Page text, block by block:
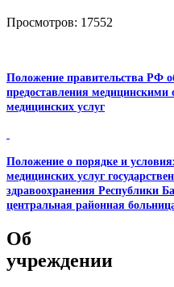
Просмотров: 17552
Положение правительства РФ
предоставления
медицинских услуг
Положение о порядке и
медицинских услуг
здравоохранения Республики
центральная районная
Об
учреждении